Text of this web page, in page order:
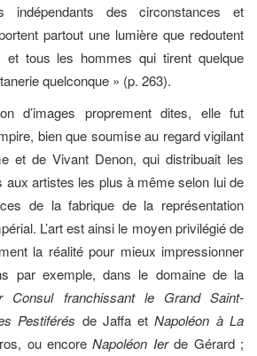
des circonstances et
partout une lumière que redoutent
et tous les hommes qui tirent quelque
quelconque » (p. 263).
d’images proprement dites, elle fut
bien que soumise au regard vigilant
et de Vivant Denon, qui distribuait les
aux artistes les plus à même selon lui de
de la fabrique de la représentation
L’art est ainsi le moyen privilégié de
la réalité pour mieux impressionner
par exemple, dans le domaine de la
Consul franchissant le Grand Saint-
Pestiférés de Jaffa et Napoléon à La
ou encoreNapoléon Ierde Gérard ;